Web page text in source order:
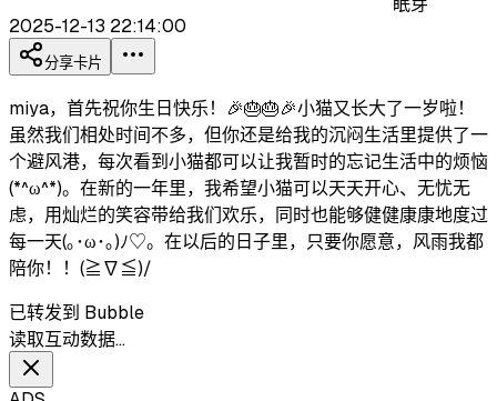
2025-12-13 22:14:00
分享卡片
miya，首先祝你生日快乐！🎉🎂🎂🎉小猫又长大了一岁啦！
虽然我们相处时间不多，但你还是给我的沉闷生活里提供了一
个避风港，每次看到小猫都可以让我暂时的忘记生活中的烦恼
(*^ω^*)。在新的一年里，我希望小猫可以天天开心、无忧无
虑，用灿烂的笑容带给我们欢乐，同时也能够健健康康地度过
每一天(｡･ω･｡)ﾉ♡。在以后的日子里，只要你愿意，风雨我都
陪你！！(≧∇≦)/
已转发到 Bubble
读取互动数据…